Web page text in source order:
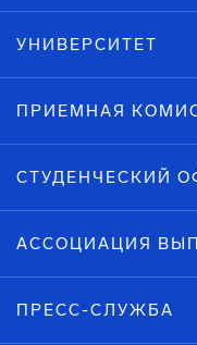
УНИВЕРСИТЕТ
ПРИЕМНАЯ
СТУДЕНЧЕСКИЙ
АССОЦИАЦИЯ
ПРЕСС-СЛУЖБА